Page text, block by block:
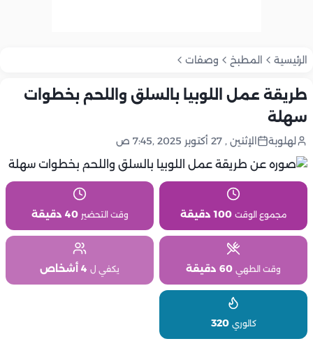
الرئيسية المطبخ وصفات
طريقة عمل اللوبيا بالسلق واللحم بخطوات
سهلة
لهلوبة الإثنين , 27 أكتوبر 2025 ,7:45 ص
مجموع الوقت 100 دقيقة وقت التحضير 40 دقيقة
وقت الطهي 60 دقيقة يكفي ل 4 أشخاص
كالوري 320